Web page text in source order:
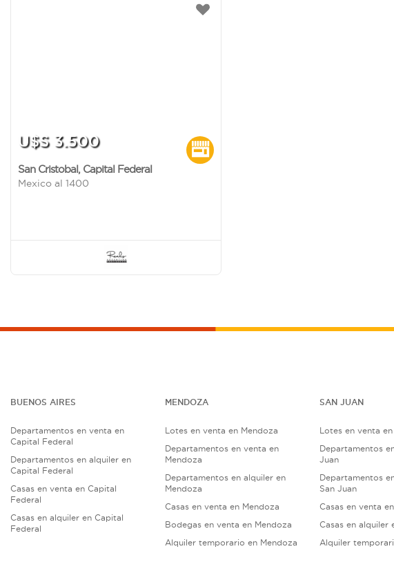
U$S 3.500
San Cristobal, Capital Federal
Mexico al 1400
BUENOS AIRES
Departamentos en venta en
Capital Federal
Departamentos en alquiler en
Capital Federal
Casas en venta en Capital
Federal
Casas en alquiler en Capital
Federal
MENDOZA
Lotes en venta en Mendoza
Departamentos en venta en
Mendoza
Departamentos en alquiler en
Mendoza
Casas en venta en Mendoza
Bodegas en venta en Mendoza
Alquiler temporario en Mendoza
SAN JUAN
Lotes en venta
Departamentos
Juan
Departamentos
San Juan
Casas en venta
Casas en alquiler
Alquiler